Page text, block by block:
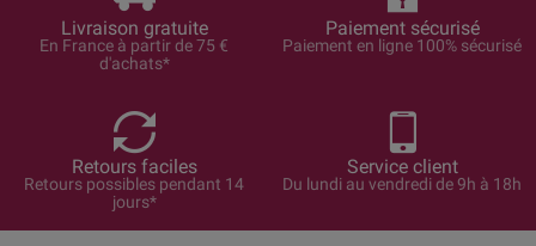
Livraison gratuite
En France à partir de 75 €
d'achats*
Paiement sécurisé
Paiement en ligne 100% sécurisé
Retours faciles
Retours possibles pendant 14
jours*
Service client
Du lundi au vendredi de 9h à 18h